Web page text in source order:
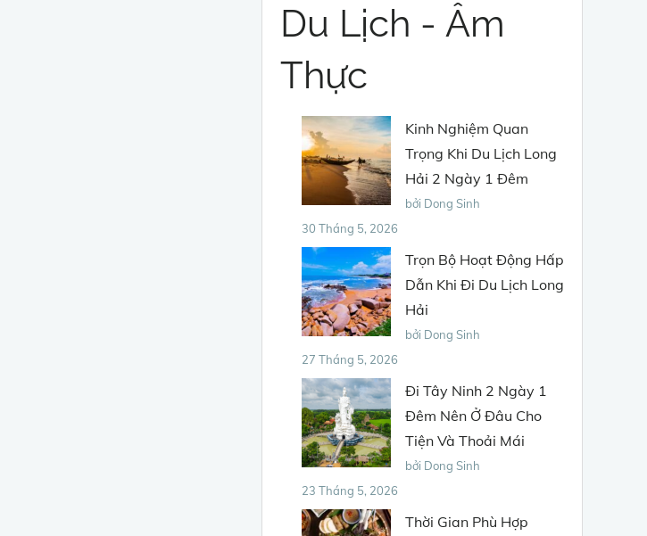
Du Lịch - Âm
Thực
Kinh Nghiệm Quan
Trọng Khi Du Lịch Long
Hải 2 Ngày 1 Đêm
bởi Dong Sinh
30 Tháng 5, 2026
Trọn Bộ Hoạt Động Hấp
Dẫn Khi Đi Du Lịch Long
Hải
bởi Dong Sinh
27 Tháng 5, 2026
Đi Tây Ninh 2 Ngày 1
Đêm Nên Ở Đâu Cho
Tiện Và Thoải Mái
bởi Dong Sinh
23 Tháng 5, 2026
Thời Gian Phù Hợp